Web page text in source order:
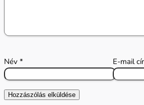
Név * E-mail
Hozzászólás elküldése